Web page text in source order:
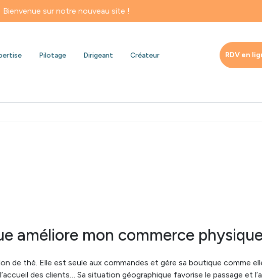
sur notre nouveau site !
Pilotage Dirigeant Créateur RDV en
améliore mon commerce
de thé. Elle est seule aux commandes et gère sa boutique comme
des clients… Sa situation géographique favorise le passage et